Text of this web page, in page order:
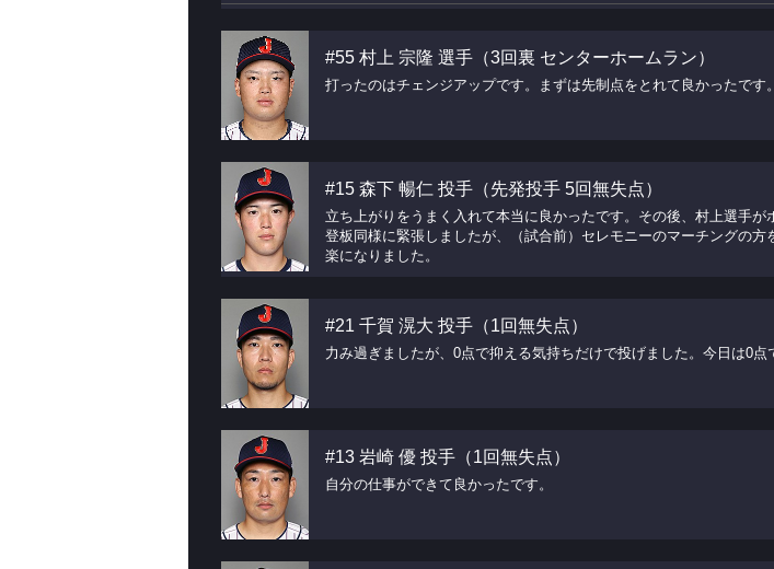
#55 村上 宗隆 選手（3回裏 センターホームラン）
打ったのはチェンジアップです。まずは先制点をとれて良かったです。
#15 森下 暢仁 投手（先発投手 5回無失点）
立ち上がりをうまく入れて本当に良かったです。その後、村上選手
登板同様に緊張しましたが、（試合前）セレモニーのマーチングの
楽になりました。
#21 千賀 滉大 投手（1回無失点）
力み過ぎましたが、0点で抑える気持ちだけで投げました。今日は0
#13 岩崎 優 投手（1回無失点）
自分の仕事ができて良かったです。